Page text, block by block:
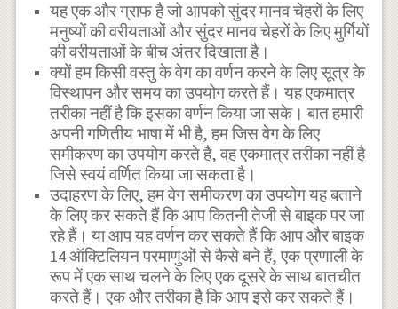
यह एक और ग्राफ है जो आपको सुंदर मानव चेहरों के लिए
मनुष्यों की वरीयताओं और सुंदर मानव चेहरों के लिए मुर्गियों
की वरीयताओं के बीच अंतर दिखाता है।
क्यों हम किसी वस्तु के वेग का वर्णन करने के लिए सूत्र के
विस्थापन और समय का उपयोग करते हैं। यह एकमात्र
तरीका नहीं है कि इसका वर्णन किया जा सके। बात हमारी
अपनी गणितीय भाषा में भी है, हम जिस वेग के लिए
समीकरण का उपयोग करते हैं, वह एकमात्र तरीका नहीं है
जिसे स्वयं वर्णित किया जा सकता है।
उदाहरण के लिए, हम वेग समीकरण का उपयोग यह बताने
के लिए कर सकते हैं कि आप कितनी तेजी से बाइक पर जा
रहे हैं। या आप यह वर्णन कर सकते हैं कि आप और बाइक
14 ऑक्टिलियन परमाणुओं से कैसे बने हैं, एक प्रणाली के
रूप में एक साथ चलने के लिए एक दूसरे के साथ बातचीत
करते हैं। एक और तरीका है कि आप इसे कर सकते हैं।